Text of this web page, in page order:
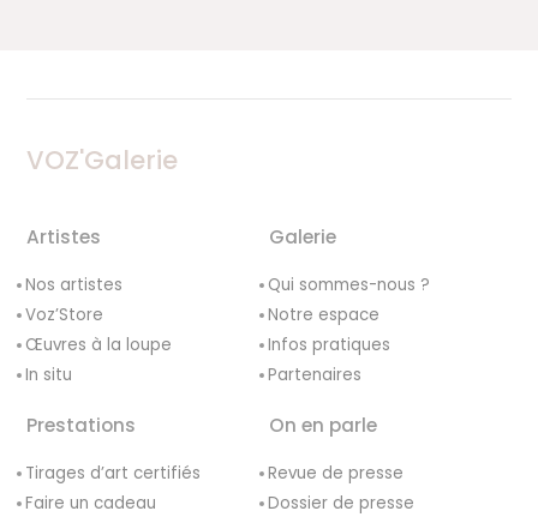
VOZ'Galerie
Artistes
Nos artistes
Voz’Store
Œuvres à la loupe
In situ
Galerie
Qui sommes-nous ?
Notre espace
Infos pratiques
Partenaires
Prestations
Tirages d’art certifiés
Faire un cadeau
On en parle
Revue de presse
Dossier de presse